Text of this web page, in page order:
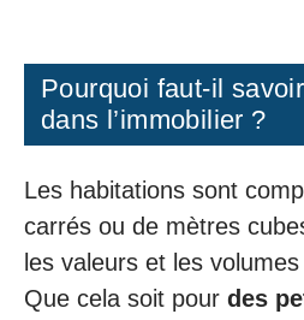
Pourquoi faut-il
dans l’immobilier ?
Les habitations sont
carrés ou de mètres
les valeurs et les
Que cela soit pour des